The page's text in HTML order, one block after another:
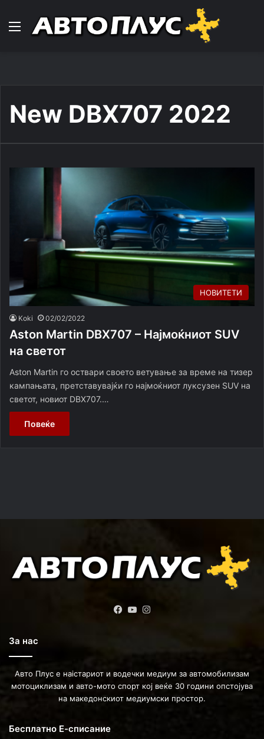
Навигација
New DBX707 2022
НОВИТЕТИ
Koki 02/02/2022
Aston Martin DBX707 – Најмоќниот SUV
на светот
Aston Martin го оствари своето ветување за време на тизер
кампањата, претставувајќи го најмоќниот луксузен SUV на
светот, новиот DBX707.…
Повеќе
Facebook
YouTube
За нас
Авто Плус е наістариот и водечки медиум за автомобилизам
мотоциклизам и авто-мото спорт кој веќе 30 години опстојува
на македонскиот медиумски простор.
Бесплатно Е-списание